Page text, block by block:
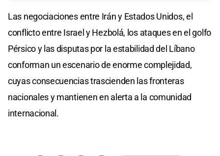
Las negociaciones entre Irán y Estados Unidos, el
conflicto entre Israel y Hezbolá, los ataques en el golfo
Pérsico y las disputas por la estabilidad del Líbano
conforman un escenario de enorme complejidad,
cuyas consecuencias trascienden las fronteras
nacionales y mantienen en alerta a la comunidad
internacional.